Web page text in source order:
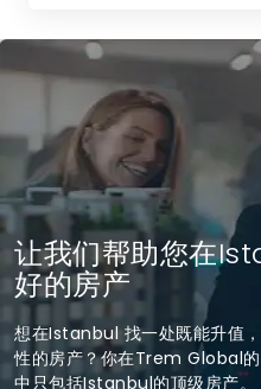
让我们帮助您在
好的房产
想在Istanbul 找一处既能升值
性的房产？你在Trem Global
中只包括Istanbul的顶级房产。